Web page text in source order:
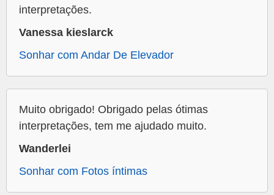
interpretações.
Vanessa kieslarck
Sonhar com Andar De Elevador
Muito obrigado! Obrigado pelas ótimas
interpretações, tem me ajudado muito.
Wanderlei
Sonhar com Fotos íntimas